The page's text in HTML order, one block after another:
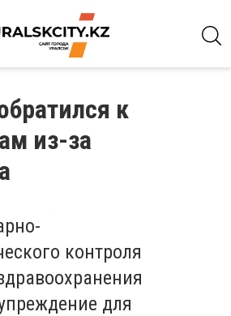
к
из-за
контроля
для